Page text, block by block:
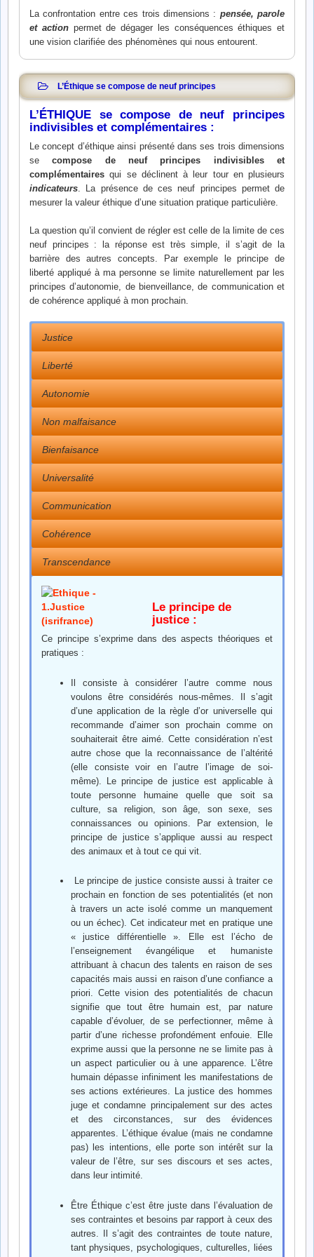
La confrontation entre ces trois dimensions : pensée, parole
et actionpermet de dégager les conséquences éthiques et
une vision clarifiée des phénomènes qui nous entourent.
L’Éthique se compose de neuf principes
L’ÉTHIQUE se compose de neuf principes
indivisibles et complémentaires :
Le concept d’éthique ainsi présenté dans ses trois dimensions
secompose de neuf principes indivisibles et
complémentairesqui se déclinent à leur tour en plusieurs
indicateurs. La présence de ces neuf principes permet de
mesurer la valeur éthique d’une situation pratique particulière.
La question qu’il convient de régler est celle de la limite de ces
neuf principes : la réponse est très simple, il s’agit de la
barrière des autres concepts. Par exemple le principe de
liberté appliqué à ma personne se limite naturellement par les
principes d’autonomie, de bienveillance, de communication et
de cohérence appliqué à mon prochain.
Justice
Liberté
Autonomie
Non malfaisance
Bienfaisance
Universalité
Communication
Cohérence
Transcendance
Le principe de
justice :
Ce principe s’exprime dans des aspects théoriques et
pratiques :
Il consiste à considérer l’autre comme nous
voulons être considérés nous-mêmes. Il s’agit
d’une application de la règle d’or universelle qui
recommande d’aimer son prochain comme on
souhaiterait être aimé. Cette considération n’est
autre chose que la reconnaissance de l’altérité
(elle consiste voir en l’autre l’image de soi-
même). Le principe de justice est applicable à
toute personne humaine quelle que soit sa
culture, sa religion, son âge, son sexe, ses
connaissances ou opinions. Par extension, le
principe de justice s’applique aussi au respect
des animaux et à tout ce qui vit.
Le principe de justice consiste aussi à traiter ce
prochain en fonction de ses potentialités (et non
à travers un acte isolé comme un manquement
ou un échec). Cet indicateur met en pratique une
« justice différentielle ». Elle est l’écho de
l’enseignement évangélique et humaniste
attribuant à chacun des talents en raison de ses
capacités mais aussi en raison d’une confiance a
priori. Cette vision des potentialités de chacun
signifie que tout être humain est, par nature
capable d’évoluer, de se perfectionner, même à
partir d’une richesse profondément enfouie. Elle
exprime aussi que la personne ne se limite pas à
un aspect particulier ou à une apparence. L’être
humain dépasse infiniment les manifestations de
ses actions extérieures. La justice des hommes
juge et condamne principalement sur des actes
et des circonstances, sur des évidences
apparentes. L’éthique évalue (mais ne condamne
pas) les intentions, elle porte son intérêt sur la
valeur de l’être, sur ses discours et ses actes,
dans leur intimité.
Être Éthique c’est être juste dans l’évaluation de
ses contraintes et besoins par rapport à ceux des
autres. Il s’agit des contraintes de toute nature,
tant physiques, psychologiques, culturelles, liées